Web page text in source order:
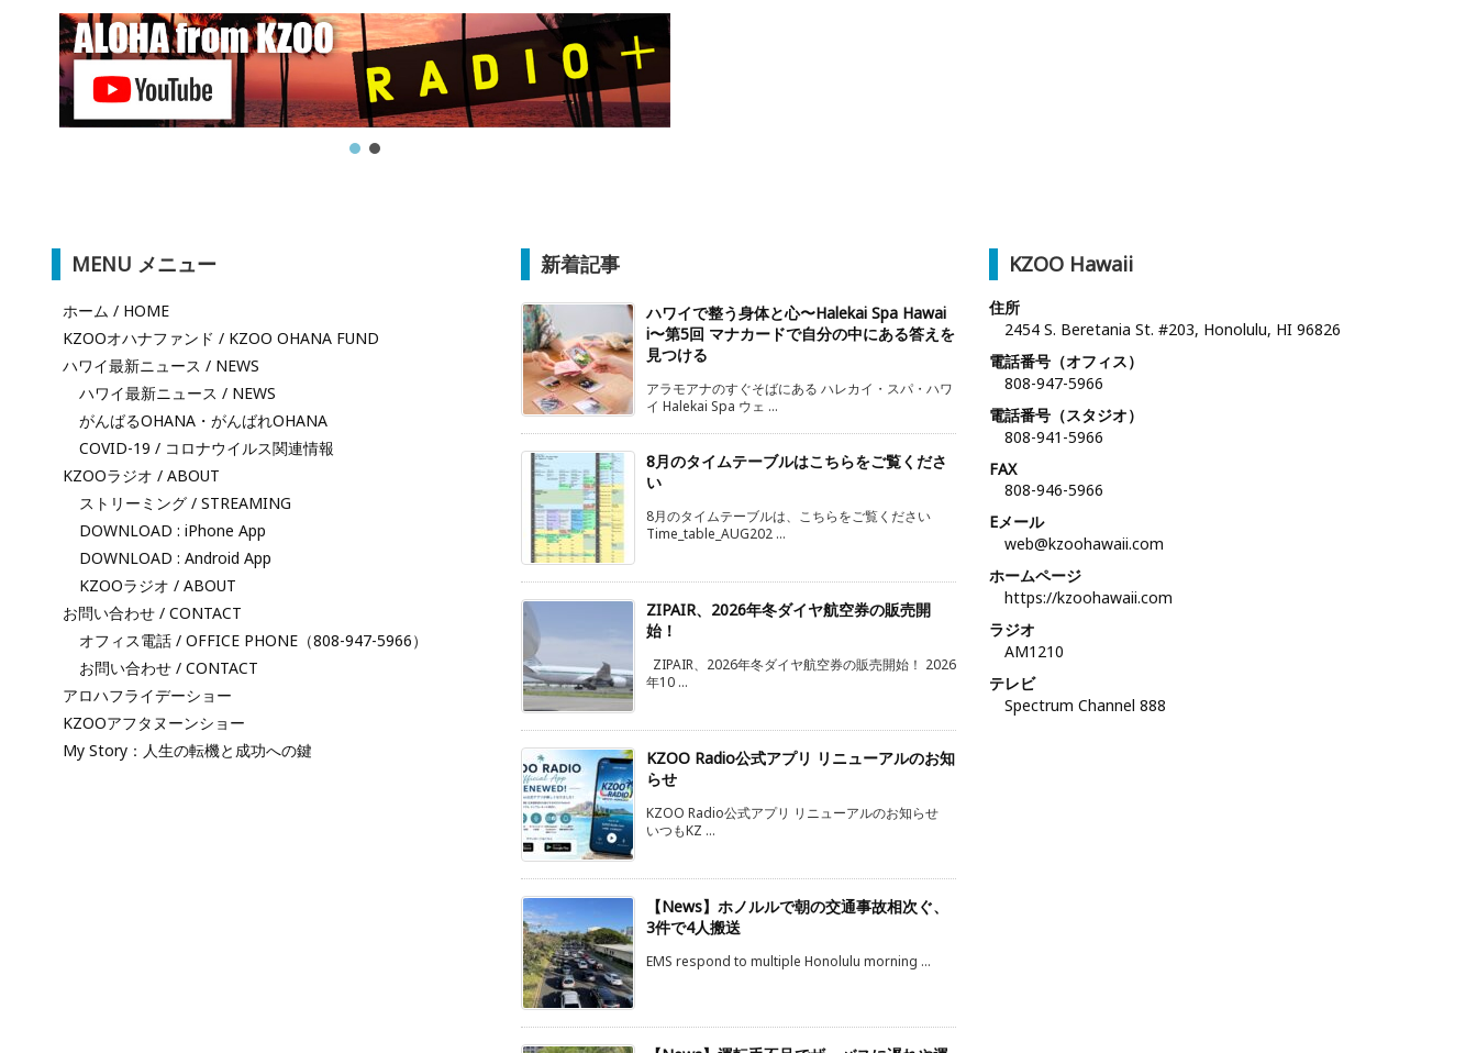
MENU メニュー
ホーム / HOME
KZOOオハナファンド / KZOO OHANA FUND
ハワイ最新ニュース / NEWS
ハワイ最新ニュース / NEWS
がんばるOHANA・がんばれOHANA
COVID-19 / コロナウイルス関連情報
KZOOラジオ / ABOUT
ストリーミング / STREAMING
DOWNLOAD : iPhone App
DOWNLOAD : Android App
KZOOラジオ / ABOUT
お問い合わせ / CONTACT
オフィス電話 / OFFICE PHONE（808-947-5966）
お問い合わせ / CONTACT
アロハフライデーショー
KZOOアフタヌーンショー
My Story：人生の転機と成功への鍵
新着記事
ハワイで整う身体と心〜Halekai Spa Hawai
i〜第5回 マナカードで自分の中にある答えを
見つける
アラモアナのすぐそばにある ハレカイ・スパ・ハワ
イ Halekai Spa ウェ ...
8月のタイムテーブルはこちらをご覧くださ
い
8月のタイムテーブルは、こちらをご覧ください
Time_table_AUG202 ...
ZIPAIR、2026年冬ダイヤ航空券の販売開
始！
ZIPAIR、2026年冬ダイヤ航空券の販売開始！ 2026
年10 ...
KZOO Radio公式アプリ リニューアルのお知
らせ
KZOO Radio公式アプリ リニューアルのお知らせ
いつもKZ ...
【News】ホノルルで朝の交通事故相次ぐ、
3件で4人搬送
EMS respond to multiple Honolulu morning ...
KZOO Hawaii
住所
2454 S. Beretania St. #203, Honolulu, HI 96826
電話番号（オフィス）
808-947-5966
電話番号（スタジオ）
808-941-5966
FAX
808-946-5966
Eメール
web@kzoohawaii.com
ホームページ
https://kzoohawaii.com
ラジオ
AM1210
テレビ
Spectrum Channel 888